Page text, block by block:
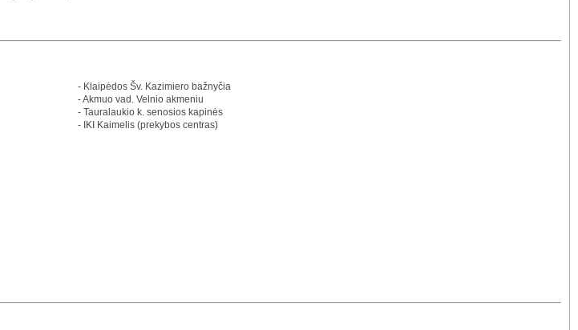
- Klaipėdos Šv. Kazimiero bažnyčia
- Akmuo vad. Velnio akmeniu
- Tauralaukio k. senosios kapinės
- IKI Kaimelis (prekybos centras)